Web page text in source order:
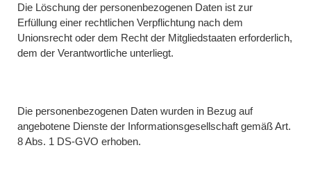
Die Löschung der personenbezogenen Daten ist zur
Erfüllung einer rechtlichen Verpflichtung nach dem
Unionsrecht oder dem Recht der Mitgliedstaaten erforderlich,
dem der Verantwortliche unterliegt.
Die personenbezogenen Daten wurden in Bezug auf
angebotene Dienste der Informationsgesellschaft gemäß Art.
8 Abs. 1 DS-GVO erhoben.